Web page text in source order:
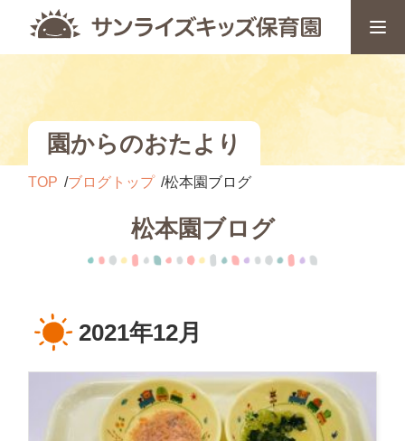
園からのおたより
TOP ブログトップ 松本園ブログ
松本園ブログ
2021年12月